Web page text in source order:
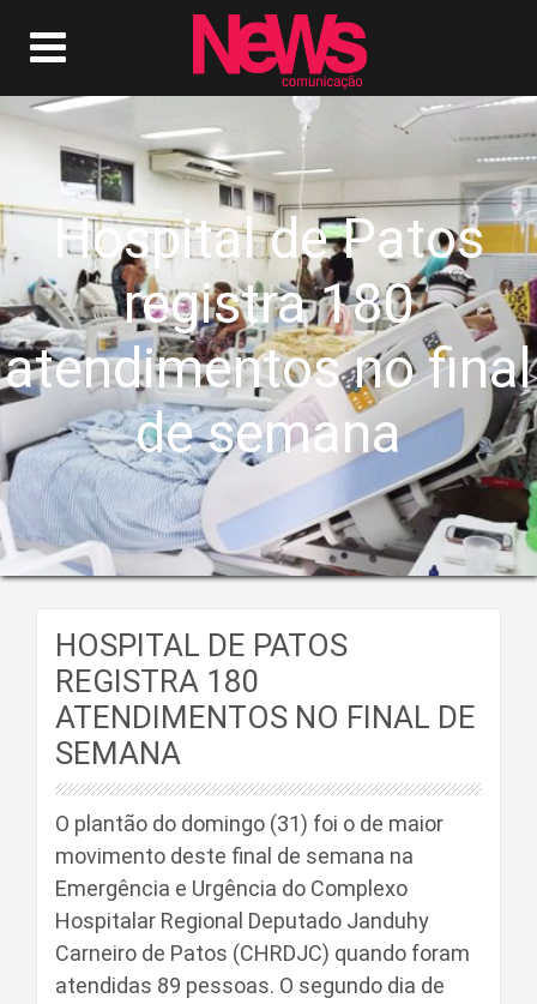
Hospital de Patos
registra 180
atendimentos no final
de semana
HOSPITAL DE PATOS
REGISTRA 180
ATENDIMENTOS NO FINAL DE
SEMANA
O plantão do domingo (31) foi o de maior
movimento deste final de semana na
Emergência e Urgência do Complexo
Hospitalar Regional Deputado Janduhy
Carneiro de Patos (CHRDJC) quando foram
atendidas 89 pessoas. O segundo dia de